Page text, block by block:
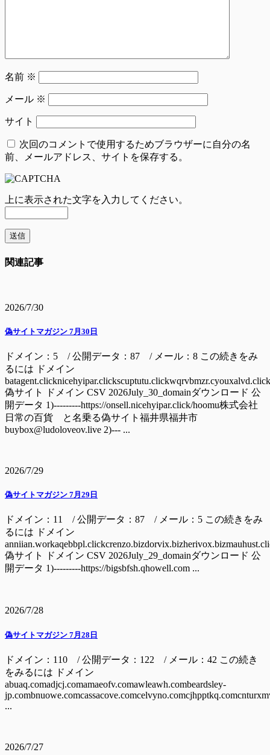
名前 ※
メール ※
サイト
次回のコメントで使用するためブラウザーに自分の名
前、メールアドレス、サイトを保存する。
上に表示された文字を入力してください。
関連記事
2026/7/30
偽サイトマガジン 7月30日
ドメイン：5 / 公開データ：87 / メール：8 この続きをみ
るには ドメイン
batagent.clicknicehyipar.clickscuptutu.clickwqrvbmzr.cyouxalvd.click
偽サイト ドメイン CSV 2026July_30_domainダウンロード 公
開データ 1)---------https://onsell.nicehyipar.click/hoomu株式会社
日常の百貨 と名乗る偽サイト福井県福井市
buybox@ludoloveov.live 2)--- ...
2026/7/29
偽サイトマガジン 7月29日
ドメイン：11 / 公開データ：87 / メール：5 この続きをみ
るには ドメイン
偽サイト ドメイン CSV 2026July_29_domainダウンロード 公
開データ 1)---------https://bigsbfsh.qhowell.com ...
2026/7/28
偽サイトマガジン 7月28日
ドメイン：110 / 公開データ：122 / メール：42 この続き
をみるには ドメイン
abuaq.comadjcj.comamaeofv.comawleawh.combeardsley-
...
2026/7/27